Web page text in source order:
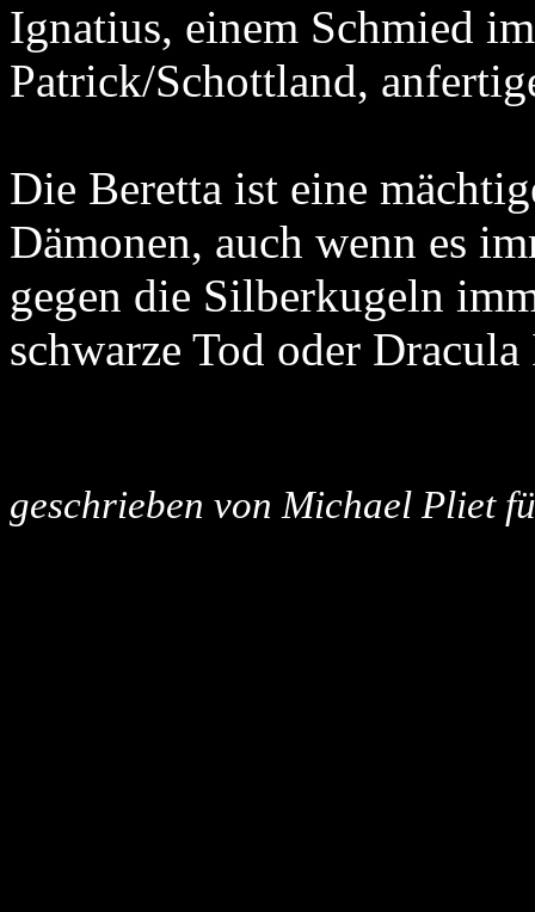
Ignatius, einem Schmied
Patrick/Schottland,
Die Beretta ist eine
Dämonen, auch wenn es
gegen die Silberkugeln
schwarze Tod oder
geschrieben von Michael Pliet